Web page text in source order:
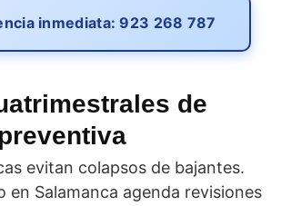
inmediata: 923 268 787
de
evitan colapsos de bajantes.
en Salamanca agenda revisiones